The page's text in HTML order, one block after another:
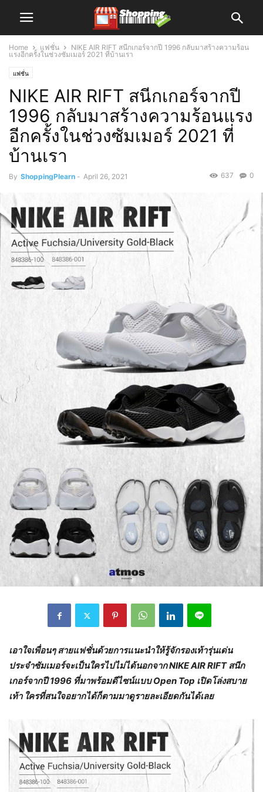
Home แฟชั่น
NIKE AIR RIFT สนีกเกอร์จากปี 1996 กลับมาสร้างความร้อน
แรงอีกครั้งในช่วงซัมเมอร์ 2021 ที่บ้านเรา
แฟชั่น
NIKE AIR RIFT สนีกเกอร์จากปี
1996 กลับมาสร้างความร้อนแรง
อีกครั้งในช่วงซัมเมอร์ 2021 ที่
บ้านเรา
By ShoppingPlearn - April 26, 2021 0
637
เอาใจเพื่อนๆ สายแฟชั่นด้วยการแนะนำให้รู้จักรองเท้ารุ่นเด่น
ประจำซัมเมอร์จะเป็นใครไปไม่ได้นอกจากNIKE AIR RIFT สนีก
เกอร์จากปี 1996 ที่มาพร้อมดีไซน์แบบ Open Top เปิดโล่งสบาย
เท้า ใครที่สนใจอยากได้ก็ตามมาดูรายละเอียดกันได้เลย